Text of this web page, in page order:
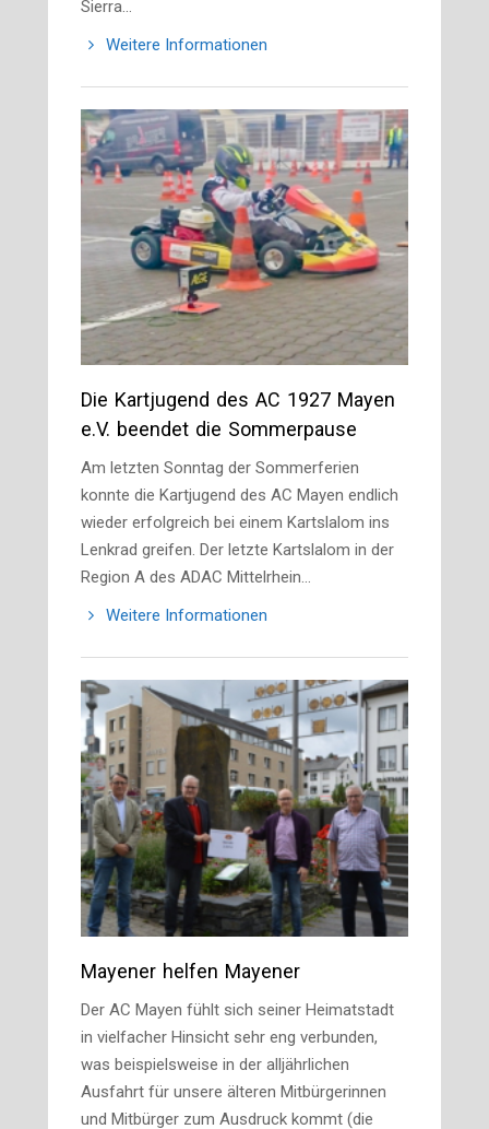
Sierra…
Weitere Informationen
Die Kartjugend des AC 1927 Mayen
e.V. beendet die Sommerpause
Am letzten Sonntag der Sommerferien
konnte die Kartjugend des AC Mayen endlich
wieder erfolgreich bei einem Kartslalom ins
Lenkrad greifen. Der letzte Kartslalom in der
Region A des ADAC Mittelrhein…
Weitere Informationen
Mayener helfen Mayener
Der AC Mayen fühlt sich seiner Heimatstadt
in vielfacher Hinsicht sehr eng verbunden,
was beispielsweise in der alljährlichen
Ausfahrt für unsere älteren Mitbürgerinnen
und Mitbürger zum Ausdruck kommt (die